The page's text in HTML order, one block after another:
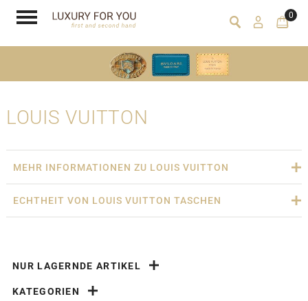
0
LOUIS VUITTON
MEHR INFORMATIONEN ZU LOUIS VUITTON
ECHTHEIT VON LOUIS VUITTON TASCHEN
NUR LAGERNDE ARTIKEL
KATEGORIEN